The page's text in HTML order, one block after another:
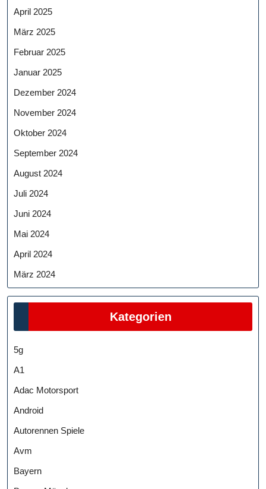
April 2025
März 2025
Februar 2025
Januar 2025
Dezember 2024
November 2024
Oktober 2024
September 2024
August 2024
Juli 2024
Juni 2024
Mai 2024
April 2024
März 2024
Kategorien
5g
A1
Adac Motorsport
Android
Autorennen Spiele
Avm
Bayern